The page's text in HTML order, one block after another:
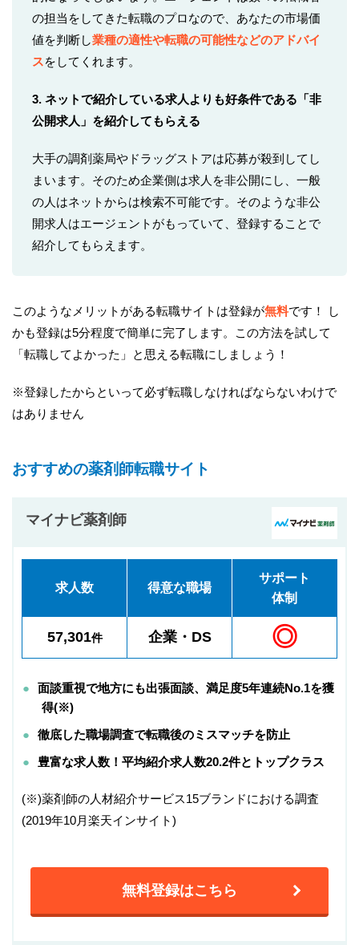
の担当をしてきた転職のプロなので、あなたの市場価
値を判断し業種の適性や転職の可能性などのアドバイ
スをしてくれます。
3. ネットで紹介している求人よりも好条件である「非
公開求人」を紹介してもらえる
大手の調剤薬局やドラッグストアは応募が殺到してし
まいます。そのため企業側は求人を非公開にし、一般
の人はネットからは検索不可能です。そのような非公
開求人はエージェントがもっていて、登録することで
紹介してもらえます。
このようなメリットがある転職サイトは登録が無料です！ し
かも登録は5分程度で簡単に完了します。この方法を試して
「転職してよかった」と思える転職にしましょう！
※登録したからといって必ず転職しなければならないわけで
はありません
おすすめの薬剤師転職サイト
マイナビ薬剤師
求人数 得意な職場
サポート
体制
57,301件 企業・DS ◎
面談重視で地方にも出張面談、満足度5年連続No.1を獲
得(※)
徹底した職場調査で転職後のミスマッチを防止
豊富な求人数！平均紹介求人数20.2件とトップクラス
(※)薬剤師の人材紹介サービス15ブランドにおける調査
(2019年10月楽天インサイト)
無料登録はこちら